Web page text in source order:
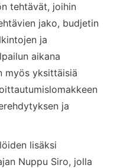
tehtävät, joihin
jako, budjetin
ja
aikana
myös yksittäisiä
ja
lisäksi
Nuppu Siro, jolla